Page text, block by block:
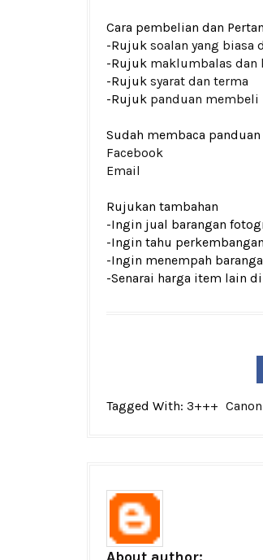
Cara pembelian dan
-Rujuk soalan yang biasa
-Rujuk maklumbalas dan
-Rujuk syarat dan terma
-Rujuk panduan membeli
Sudah membaca
Facebook
Email
Rujukan tambahan
-Ingin jual barangan
-Ingin tahu
-Ingin menempah
-Senarai harga item lain di
Tagged With: 3+++ Canon